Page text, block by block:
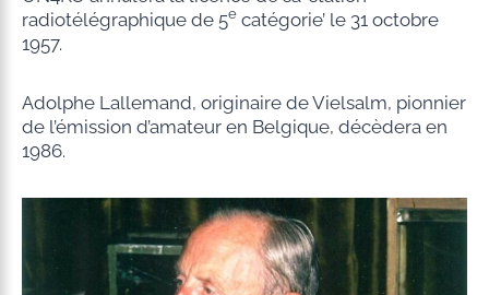
radiotélégraphique de 5ecatégorie’ le 31 octobre
1957.
Adolphe Lallemand, originaire de Vielsalm, pionnier
de l’émission d’amateur en Belgique, décèdera en
1986.